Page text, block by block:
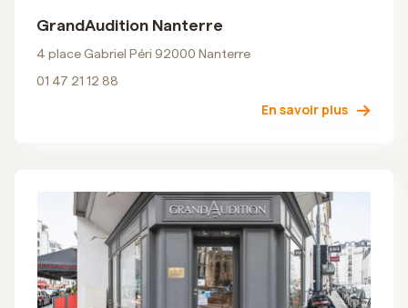
GrandAudition Nanterre
4 place Gabriel Péri 92000 Nanterre
01 47 21 12 88
En savoir plus